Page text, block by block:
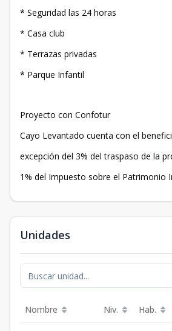
* Seguridad las 24 horas
* Casa club
* Terrazas privadas
* Parque Infantil
Proyecto con Confotur
Cayo Levantado cuenta con el
excepción del 3% del traspaso de la
1% del Impuesto sobre el Patrimonio
Unidades
Nombre Niv. Hab.